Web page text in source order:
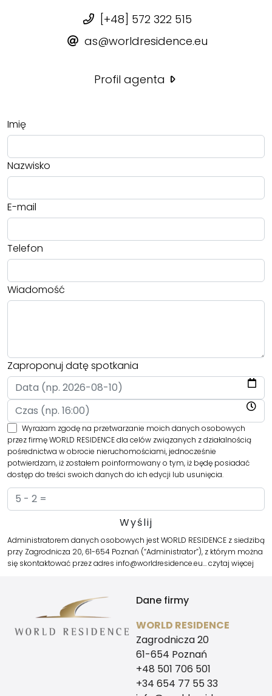
[+48] 572 322 515
as@worldresidence.eu
Profil agenta
Imię
Nazwisko
E-mail
Telefon
Wiadomość
Zaproponuj datę spotkania
Wyrażam zgodę na przetwarzanie moich danych osobowych
przez firmę WORLD RESIDENCE dla celów związanych z działalnością
pośrednictwa w obrocie nieruchomościami, jednocześnie
potwierdzam, iż zostałem poinformowany o tym, iż będę posiadać
dostęp do treści swoich danych do ich edycji lub usunięcia.
Administratorem danych osobowych jest WORLD RESIDENCE z siedzibą
przy Zagrodnicza 20, 61-654 Poznań (“Administrator”), z którym można
się skontaktować przez adres info@worldresidence.eu…czytaj więcej
Dane firmy
WORLD RESIDENCE
Zagrodnicza 20
61-654 Poznań
+48 501 706 501
+34 654 77 55 33